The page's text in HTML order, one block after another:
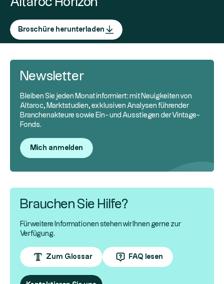
Broschüre herunterladen
Newsletter
Bleiben Sie jeden Monat informiert: mit Neuigkeiten von
Altaroc, Marktstudien, exklusiven Analysen führender
Branchenakteure sowie Ein- und Ausstiegen der Vintage-
Fonds.
Mich anmelden
Brauchen Sie Hilfe?
Für weitere Informationen stehen wir Ihnen gerne zur
Verfügung.
Zum Glossar FAQ lesen